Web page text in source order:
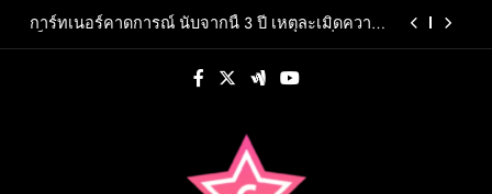
การ์ทเนอร์คาดการณ์ นับจากนี้ 3 ปี เหตุละเมิดความ
นครปฐมยกระดับ “กล้วยไม้-สินค้าเกษตรคุณภาพ”
ขับเคลื่อนเศรษฐกิจฐานรากจัดมหกรรม “สีสรร
Recruitment Center ชวนพิสูจน์ฝีมือการต่อสู้ 8–9
สิงหาคมนี้เท่านั้น เข้าชมได้ไม่มีค่าใช้จ่าย!
“โบ๊ท-โอ๊ต” เผชิญบททดสอบครั้งใหม่ เมื่อความลับ
Pure Omega ถูกเปิดเผยใน “KNOT” EP.7